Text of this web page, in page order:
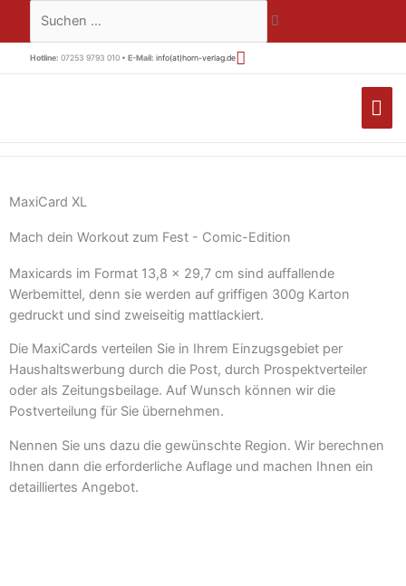
springen
Suchen …
Hotline: 07253 9793 010 • E-Mail: info(at)horn-verlag.de
MaxiCard XL
Mach dein Workout zum Fest - Comic-Edition
Maxicards im Format 13,8 x 29,7 cm sind auffallende
Werbemittel, denn sie werden auf griffigen 300g Karton
gedruckt und sind zweiseitig mattlackiert.
Die MaxiCards verteilen Sie in Ihrem Einzugsgebiet per
Haushaltswerbung durch die Post, durch Prospektverteiler
oder als Zeitungsbeilage. Auf Wunsch können wir die
Postverteilung für Sie übernehmen.
Nennen Sie uns dazu die gewünschte Region. Wir berechnen
Ihnen dann die erforderliche Auflage und machen Ihnen ein
detailliertes Angebot.